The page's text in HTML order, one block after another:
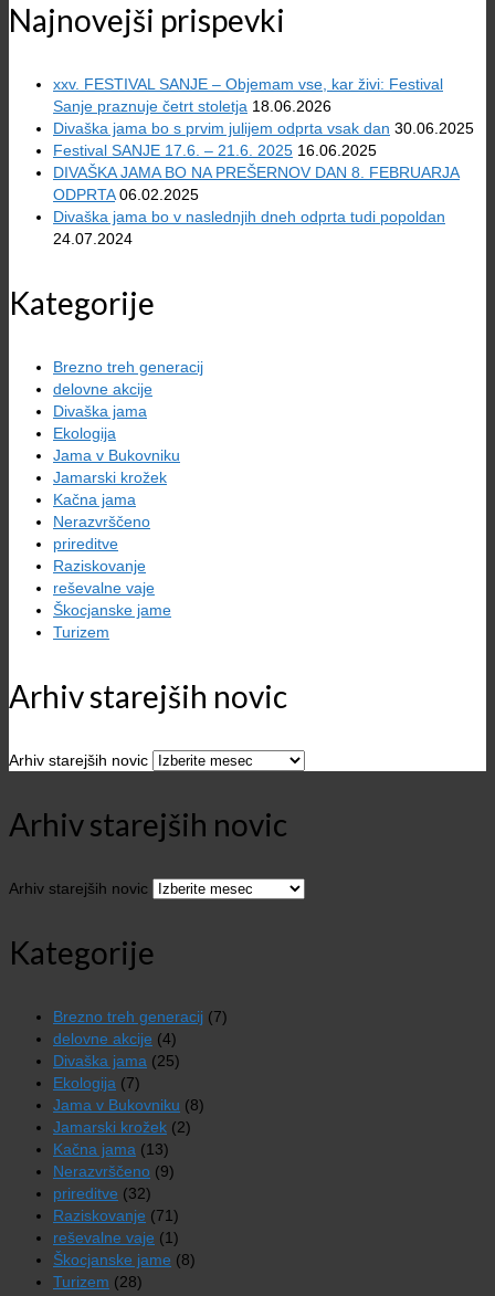
Najnovejši prispevki
xxv. FESTIVAL SANJE – Objemam vse, kar živi: Festival
Sanje praznuje četrt stoletja 18.06.2026
Divaška jama bo s prvim julijem odprta vsak dan 30.06.2025
Festival SANJE 17.6. – 21.6. 2025 16.06.2025
DIVAŠKA JAMA BO NA PREŠERNOV DAN 8. FEBRUARJA
ODPRTA 06.02.2025
Divaška jama bo v naslednjih dneh odprta tudi popoldan
24.07.2024
Kategorije
Brezno treh generacij
delovne akcije
Divaška jama
Ekologija
Jama v Bukovniku
Jamarski krožek
Kačna jama
Nerazvrščeno
prireditve
Raziskovanje
reševalne vaje
Škocjanske jame
Turizem
Arhiv starejših novic
Arhiv starejših novic
Arhiv starejših novic
Arhiv starejših novic
Kategorije
Brezno treh generacij (7)
delovne akcije (4)
Divaška jama (25)
Ekologija (7)
Jama v Bukovniku (8)
Jamarski krožek (2)
Kačna jama (13)
Nerazvrščeno (9)
prireditve (32)
Raziskovanje (71)
reševalne vaje (1)
Škocjanske jame (8)
Turizem (28)